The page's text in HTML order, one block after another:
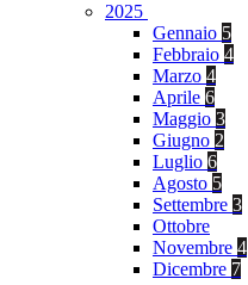
2025
Gennaio 5
Febbraio 4
Marzo 4
Aprile 6
Maggio 3
Giugno 2
Luglio 6
Agosto 5
Settembre 3
Ottobre
Novembre 4
Dicembre 7